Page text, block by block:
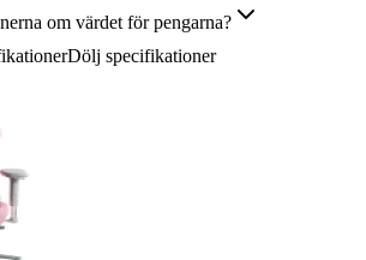
om värdet för pengarna?
Dölj specifikationer